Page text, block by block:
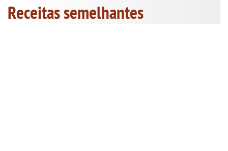
Receitas semelhantes